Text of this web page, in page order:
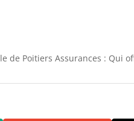
de Poitiers Assurances : Qui